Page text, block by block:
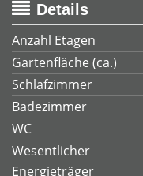
Details
Anzahl Etagen
Gartenfläche (ca.)
Schlafzimmer
Badezimmer
WC
Wesentlicher
Energieträger